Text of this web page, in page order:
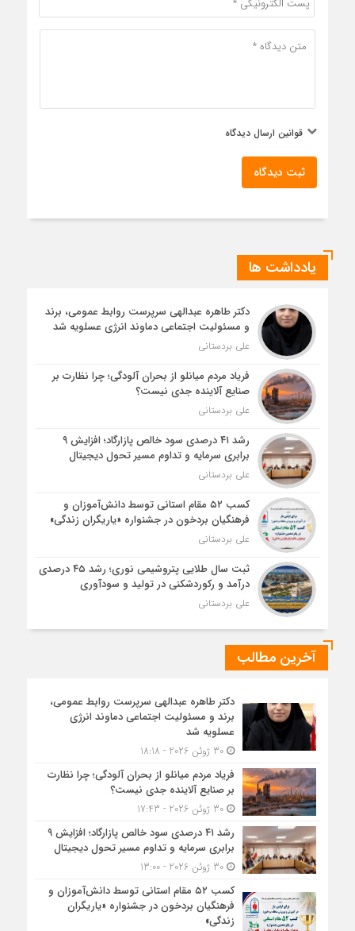
قوانین ارسال دیدگاه
ثبت دیدگاه
یادداشت ها
دکتر طاهره عبدالهی سرپرست روابط عمومی، برند
و مسئولیت اجتماعی دماوند انرژی عسلویه شد
علی بردستانی
فریاد مردم میانلو از بحران آلودگی؛ چرا نظارت بر
صنایع آلاینده جدی نیست؟
علی بردستانی
رشد ۴۱ درصدی سود خالص پازارگاد؛ افزایش ۹
برابری سرمایه و تداوم مسیر تحول دیجیتال
علی بردستانی
کسب ۵۲ مقام استانی توسط دانش‌آموزان و
فرهنگیان بردخون در جشنواره «یاریگران زندگی»
علی بردستانی
ثبت سال طلایی پتروشیمی نوری؛ رشد ۴۵ درصدی
درآمد و رکوردشکنی در تولید و سودآوری
علی بردستانی
آخرین مطالب
دکتر طاهره عبدالهی سرپرست روابط عمومی،
برند و مسئولیت اجتماعی دماوند انرژی
عسلویه شد
30 ژوئن 2026 - 18:18
فریاد مردم میانلو از بحران آلودگی؛ چرا نظارت
بر صنایع آلاینده جدی نیست؟
30 ژوئن 2026 - 17:43
رشد ۴۱ درصدی سود خالص پازارگاد؛ افزایش ۹
برابری سرمایه و تداوم مسیر تحول دیجیتال
30 ژوئن 2026 - 13:00
کسب ۵۲ مقام استانی توسط دانش‌آموزان و
فرهنگیان بردخون در جشنواره «یاریگران
زندگی»